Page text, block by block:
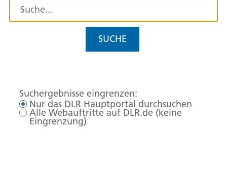
SUCHE
Suchergebnisse eingrenzen:
Nur das DLR Hauptportal durchsuchen
Alle Webauftritte auf DLR.de (keine
Eingrenzung)